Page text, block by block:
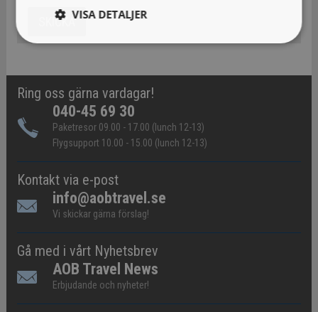
Ring oss gärna vardagar!
040-45 69 30
Paketresor 09.00 - 17.00 (lunch 12-13)
Flygsupport 10.00 - 15.00 (lunch 12-13)
Kontakt via e-post
info@aobtravel.se
Vi skickar gärna förslag!
Gå med i vårt Nyhetsbrev
AOB Travel News
Erbjudande och nyheter!
VISA DETALJER